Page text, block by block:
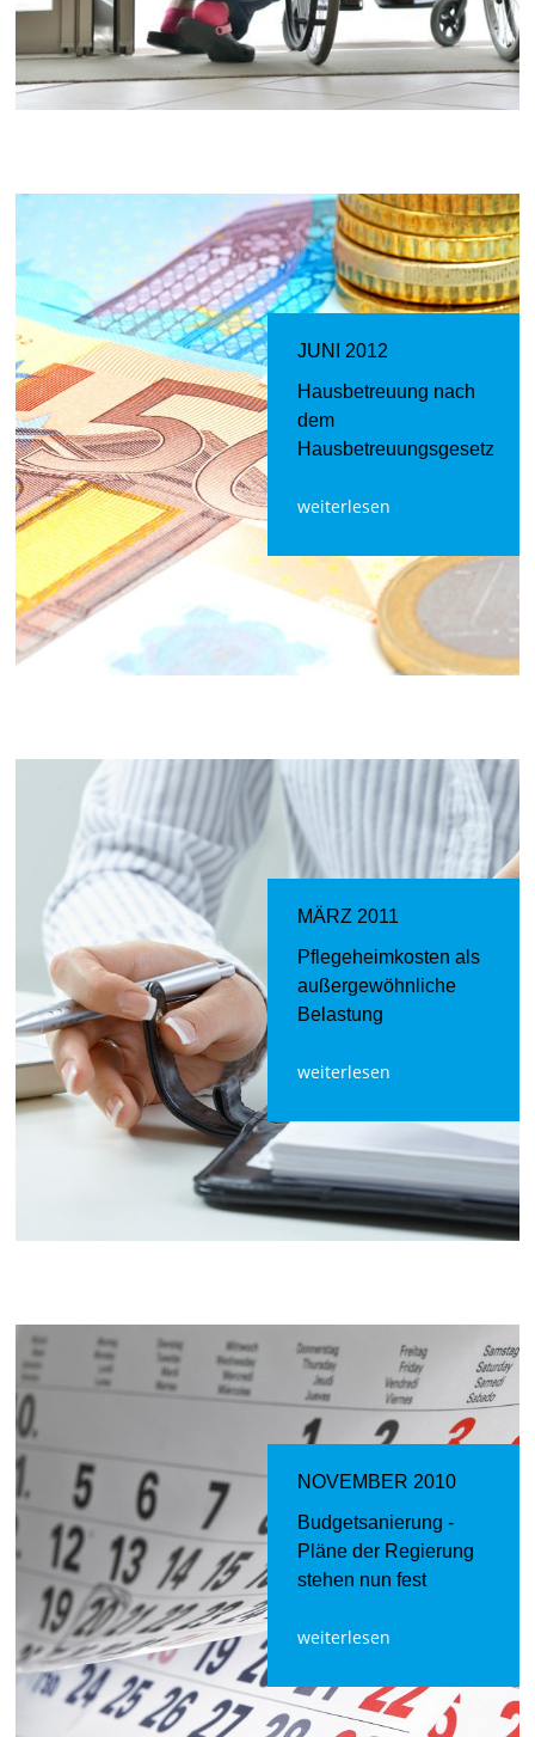
JUNI 2012
Hausbetreuung nach
dem
Hausbetreuungsgesetz
weiterlesen
MÄRZ 2011
Pflegeheimkosten als
außergewöhnliche
Belastung
weiterlesen
NOVEMBER 2010
Budgetsanierung -
Pläne der Regierung
stehen nun fest
weiterlesen